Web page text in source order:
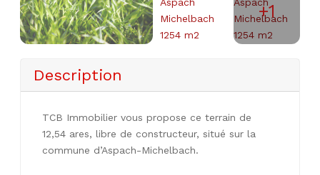
+1
Description
TCB Immobilier vous propose ce terrain de
12,54 ares, libre de constructeur, situé sur la
commune d’Aspach-Michelbach.